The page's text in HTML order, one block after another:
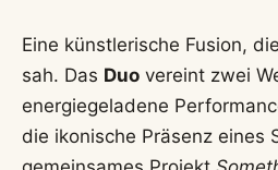
Eine künstlerische Fusion,
sah. Das Duo vereint zwei
energiegeladene
die ikonische Präsenz eines